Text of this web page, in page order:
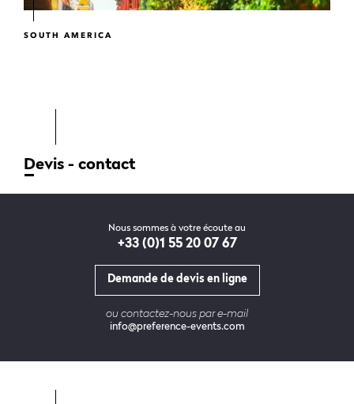
SOUTH AMERICA
Devis - contact
Nous sommes à votre écoute au
+33 (0)1 55 20 07 67
Demande de devis en ligne
ou contactez-nous par e-mail
info@preference-events.com